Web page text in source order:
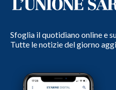
Sfoglia il quotidiano online e
Tutte le notizie del giorno